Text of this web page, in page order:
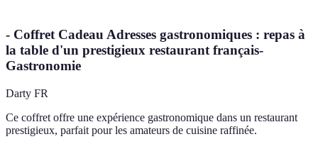
- Coffret Cadeau Adresses gastronomiques : repas à
la table d'un prestigieux restaurant français-
Gastronomie
Darty FR
Ce coffret offre une expérience gastronomique dans un restaurant
prestigieux, parfait pour les amateurs de cuisine raffinée.